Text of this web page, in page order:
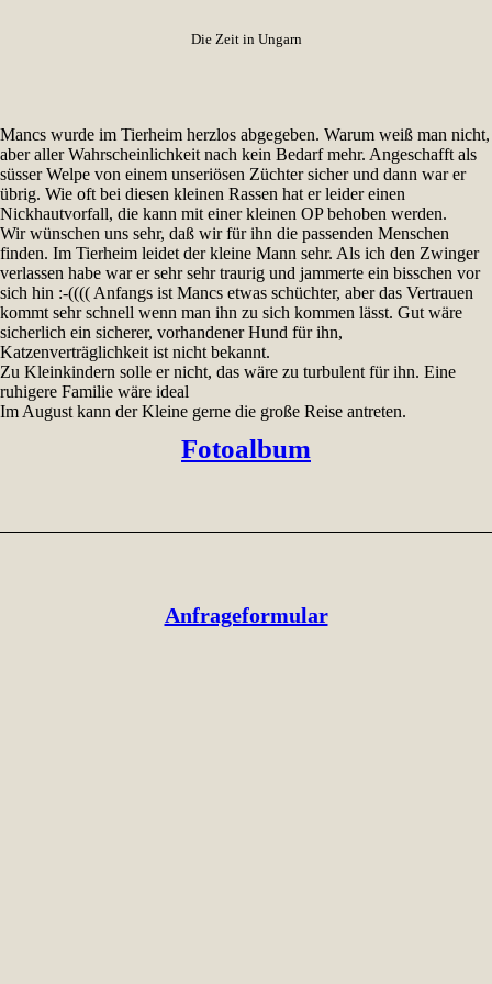
Die Zeit in Ungarn
Mancs wurde im Tierheim herzlos abgegeben. Warum weiß man nicht,
aber aller Wahrscheinlichkeit nach kein Bedarf mehr. Angeschafft als
süsser Welpe von einem unseriösen Züchter sicher und dann war er
übrig. Wie oft bei diesen kleinen Rassen hat er leider einen
Nickhautvorfall, die kann mit einer kleinen OP behoben werden.
Wir wünschen uns sehr, daß wir für ihn die passenden Menschen
finden. Im Tierheim leidet der kleine Mann sehr. Als ich den Zwinger
verlassen habe war er sehr sehr traurig und jammerte ein bisschen vor
sich hin :-(((( Anfangs ist Mancs etwas schüchter, aber das Vertrauen
kommt sehr schnell wenn man ihn zu sich kommen lässt. Gut wäre
sicherlich ein sicherer, vorhandener Hund für ihn,
Katzenverträglichkeit ist nicht bekannt.
Zu Kleinkindern solle er nicht, das wäre zu turbulent für ihn. Eine
ruhigere Familie wäre ideal
Im August kann der Kleine gerne die große Reise antreten.
Fotoalbum
Anfrageformular